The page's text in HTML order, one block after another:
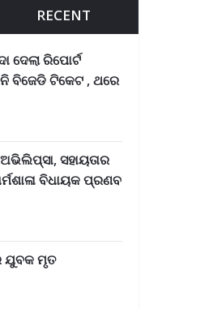
RECENT
ଦେଲା ରିପୋର୍ଟ
ବିଜେଡି ଟିକେଟ , ଥରେ
ସହାୟତାର
ବିଧାୟକ ପ୍ରଣବ
ଯୁବକ ମୃତ